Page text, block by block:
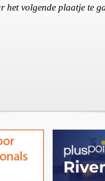
het volgende plaatje te